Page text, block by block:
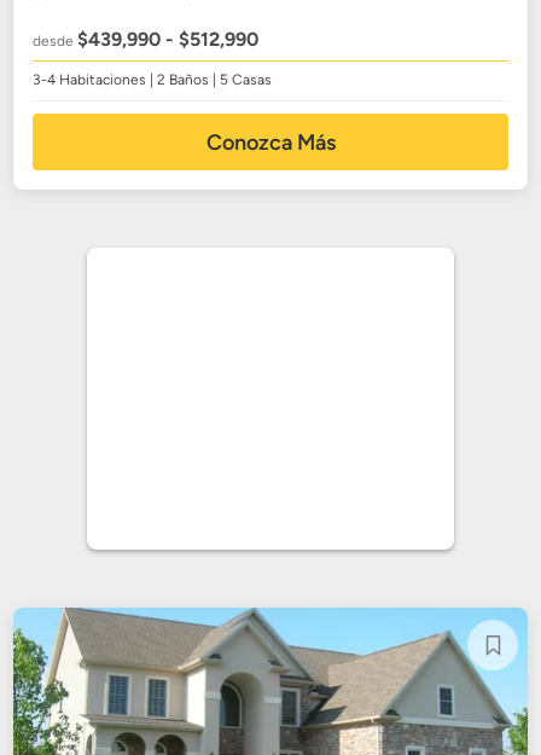
desde$439,990 - $512,990
3-4 Habitaciones | 2 Baños | 5 Casas
Conozca Más